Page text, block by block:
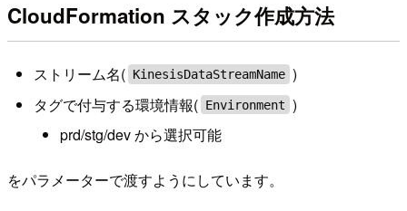
CloudFormation スタック作成方法
ストリーム名( KinesisDataStreamName )
タグで付与する環境情報( Environment )
prd/stg/dev から選択可能
をパラメーターで渡すようにしています。